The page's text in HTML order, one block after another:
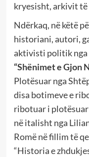
kryesisht, arkivit të
Ndërkaq, në këtë
historiani, autori,
aktivisti politik nga
“Shënimet e Gjon
Plotësuar nga
disa botimeve e
ribotuar i
në italisht nga
Romë në fillim të
“Historia e